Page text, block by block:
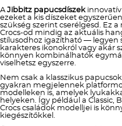
AJibbitz papucsdíszekinnovatív
ezeket a kis díszeket
szükség szerint cserélgesd. Ez
Crocs-od mindig az aktuális
stílusodhoz igazítható — legyen
karakteres ikonokról vagy akár
könnyen kombinálhatók
viselhetsz egyszerre.
Nem csak a klasszikus
gyakran megjelennek
modelleken is, amelyek
helyeken. Így például a Classic,
Crocs családok modelljei is
kiegészítőkkel.